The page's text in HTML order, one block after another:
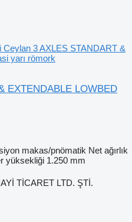
Ceylan 3 AXLES STANDART &
yarı römork
EXTENDABLE LOWBED
makas/pnömatik Net ağırlık
yüksekliği 1.250 mm
TİCARET LTD. ŞTİ.